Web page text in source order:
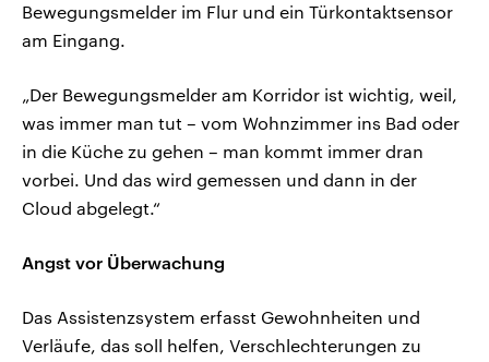
Bewegungsmelder im Flur und ein Türkontaktsensor
am Eingang.
„Der Bewegungsmelder am Korridor ist wichtig, weil,
was immer man tut – vom Wohnzimmer ins Bad oder
in die Küche zu gehen – man kommt immer dran
vorbei. Und das wird gemessen und dann in der
Cloud abgelegt.“
Angst vor Überwachung
Das Assistenzsystem erfasst Gewohnheiten und
Verläufe, das soll helfen, Verschlechterungen zu